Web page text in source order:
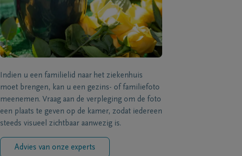
Indien u een familielid naar het ziekenhuis
moet brengen, kan u een gezins- of familiefoto
meenemen. Vraag aan de verpleging om de foto
een plaats te geven op de kamer, zodat iedereen
steeds visueel zichtbaar aanwezig is.
Advies van onze experts